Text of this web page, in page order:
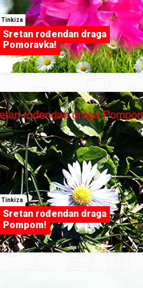
Tinkiza
Sretan rođendan draga
Pomoravka!
Tinkiza
Sretan rođendan draga
Pompom!